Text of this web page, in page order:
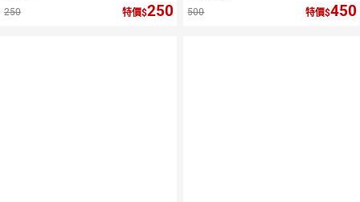
250
特價 250
500
特價 450